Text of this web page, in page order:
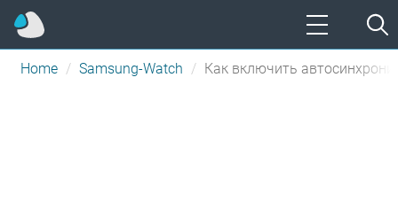
Home Samsung-Watch Как включить